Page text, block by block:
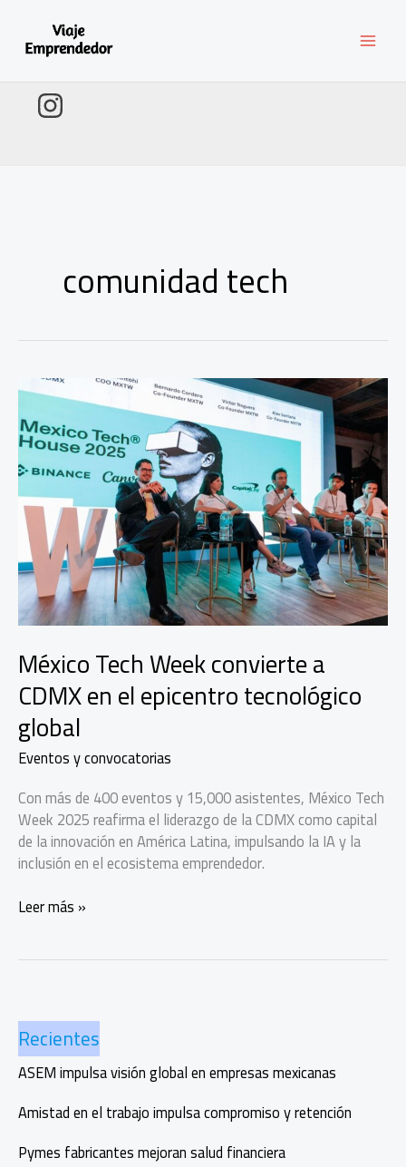
contenido
comunidad tech
México Tech Week convierte a
CDMX en el epicentro tecnológico
global
Eventos y convocatorias
Con más de 400 eventos y 15,000 asistentes, México Tech
Week 2025 reafirma el liderazgo de la CDMX como capital
de la innovación en América Latina, impulsando la IA y la
inclusión en el ecosistema emprendedor.
México
CDMX
en
el
epicentro
tecnológico
global
Leer más »
Recientes
ASEM impulsa visión global en empresas mexicanas
Amistad en el trabajo impulsa compromiso y retención
Pymes fabricantes mejoran salud financiera